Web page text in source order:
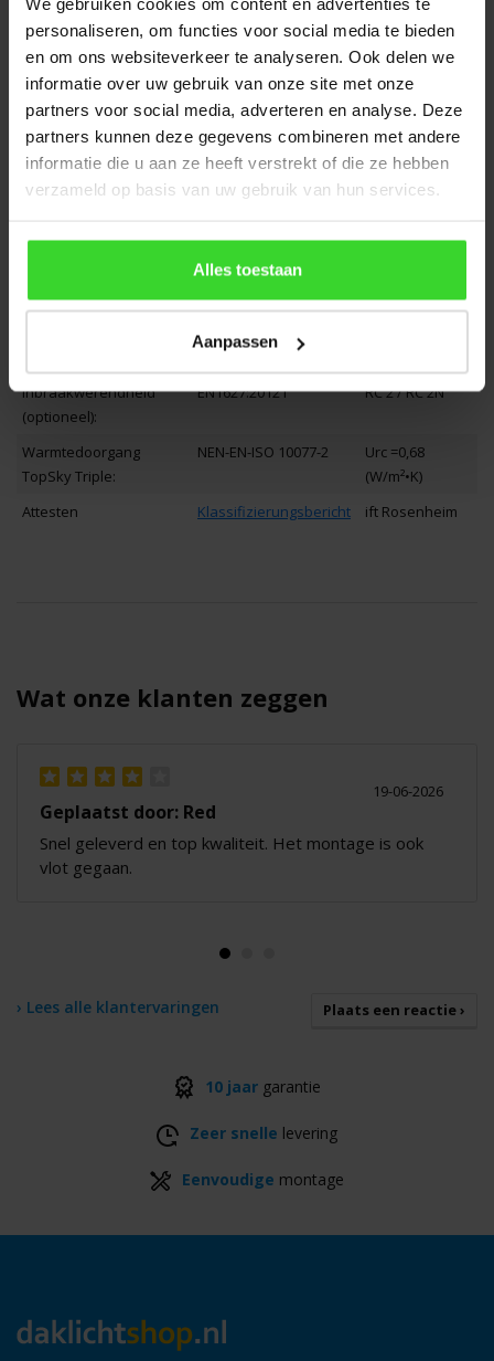
personaliseren, om functies voor social media te bieden
en om ons websiteverkeer te analyseren. Ook delen we
informatie over uw gebruik van onze site met onze
partners voor social media, adverteren en analyse. Deze
partners kunnen deze gegevens combineren met andere
informatie die u aan ze heeft verstrekt of die ze hebben
verzameld op basis van uw gebruik van hun services.
Alles toestaan
Aanpassen
Bevestigingsmaterialen
Compleet geleverd
TopSky is volgens EN14351-1 getest en voldoet aan:
Luchtdoorlatendheid: EN 121207:2016-12
600 Pa (N/m²)
windbelasting:
body impact:
EN 1873:2005-12
EN 13049: 2003-04
Inbraakwerendheid
(optioneel):
EN1627:20121 RC 2 / RC 2N
Warmtedoorgang
TopSky Triple:
NEN-EN-ISO 10077-2
Urc =0,68
(W/m²•K)
Attesten
Klassifizierungsbericht ift Rosenheim
Wat onze klanten zeggen
19-06-2026
Geplaatst door: Red
Snel geleverd en top kwaliteit. Het montage is ook
vlot gegaan.
› Lees alle klantervaringen Plaats een reactie ›
10 jaargarantie
Zeer snelle levering
Eenvoudige montage